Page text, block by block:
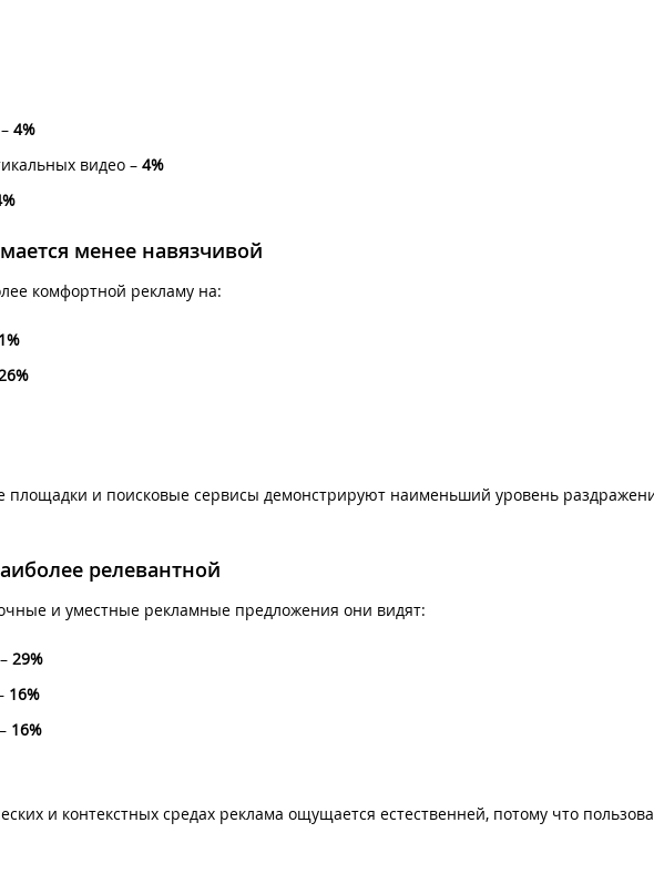
4%
видео – 4%
менее навязчивой
комфортной рекламу на:
площадки и поисковые сервисы демонстрируют наименьший уровень
релевантной
и уместные рекламные предложения они видят:
29%
16%
16%
и контекстных средах реклама ощущается естественней, потому что